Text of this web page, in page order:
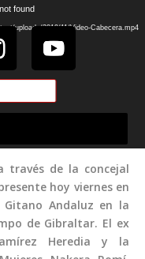
found
uploads/2019/11/Video-Cabecera.mp4
través de la concejal
hoy viernes en
Gitano Andaluz en la
de Gibraltar. El ex
Heredia y la